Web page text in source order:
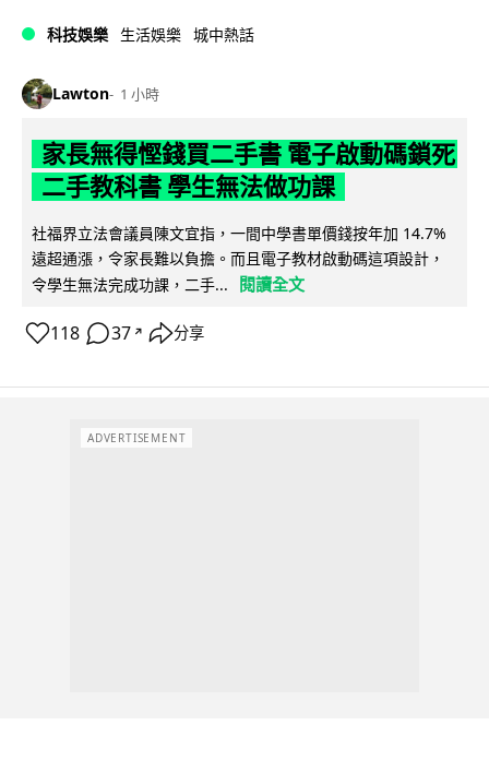
科技娛樂 生活娛樂 城中熱話
Lawton 1 小時
家長無得慳錢買二手書 電子啟動碼鎖死
二手教科書 學生無法做功課
社福界立法會議員陳文宜指，一間中學書單價錢按年加 14.7%
遠超通漲，令家長難以負擔。而且電子教材啟動碼這項設計，
令學生無法完成功課，二手...
閱讀全文
118 37 ↗ 分享
ADVERTISEMENT